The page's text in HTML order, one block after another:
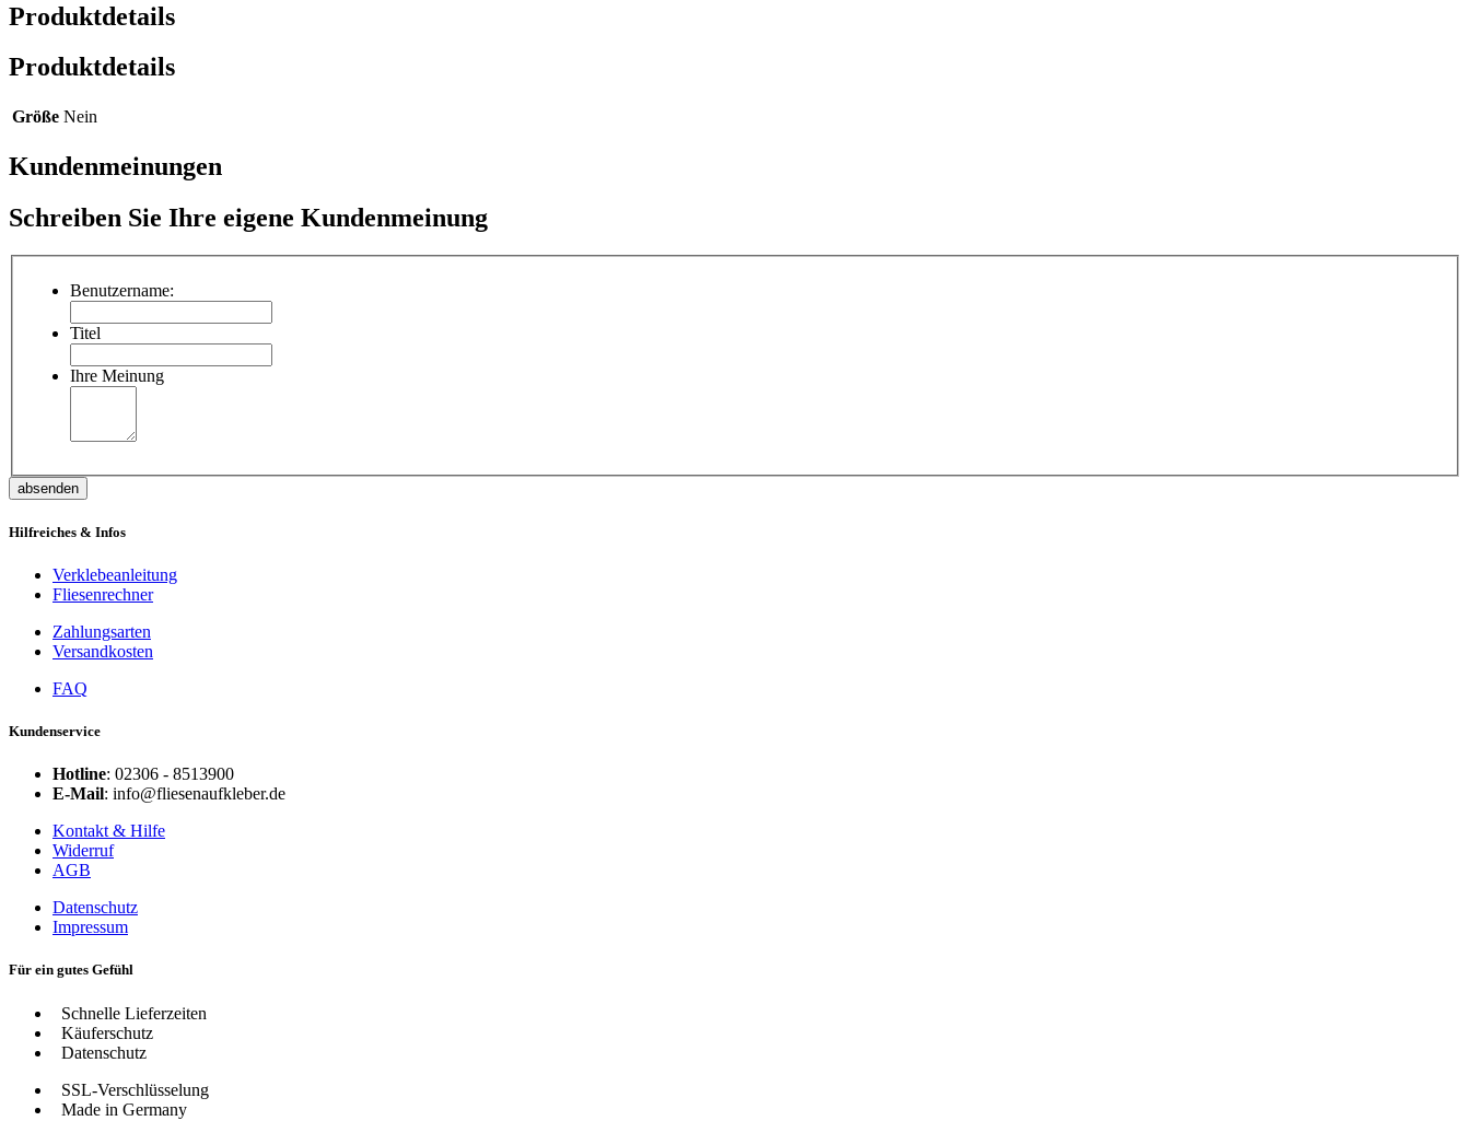
Produktdetails
Produktdetails
Größe Nein
Kundenmeinungen
Schreiben Sie Ihre eigene Kundenmeinung
Benutzername:
Titel
Ihre Meinung
absenden
Hilfreiches & Infos
Verklebeanleitung
Fliesenrechner
Zahlungsarten
Versandkosten
FAQ
Kundenservice
Hotline: 02306 - 8513900
E-Mail: info@fliesenaufkleber.de
Kontakt & Hilfe
Widerruf
AGB
Datenschutz
Impressum
Für ein gutes Gefühl
Schnelle Lieferzeiten
Käuferschutz
Datenschutz
SSL-Verschlüsselung
Made in Germany